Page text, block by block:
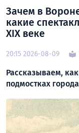
Зачем в
какие
XIX веке
20:15 2026-08-09
Рассказываем,
подмостках